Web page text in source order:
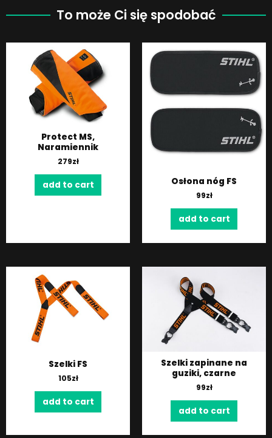
To może Ci się spodobać
Protect MS,
Naramiennik
279zł
add to cart Osłona nóg FS
99zł
add to cart
Szelki FS
105zł
add to cart
Szelki zapinane na
guziki, czarne
99zł
add to cart